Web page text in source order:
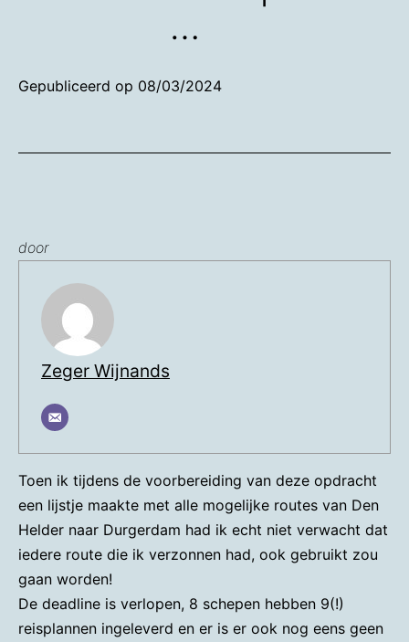
…
Gepubliceerd op 08/03/2024
door
Zeger Wijnands
Toen ik tijdens de voorbereiding van deze opdracht
een lijstje maakte met alle mogelijke routes van Den
Helder naar Durgerdam had ik echt niet verwacht dat
iedere route die ik verzonnen had, ook gebruikt zou
gaan worden!
De deadline is verlopen, 8 schepen hebben 9(!)
reisplannen ingeleverd en er is er ook nog eens geen